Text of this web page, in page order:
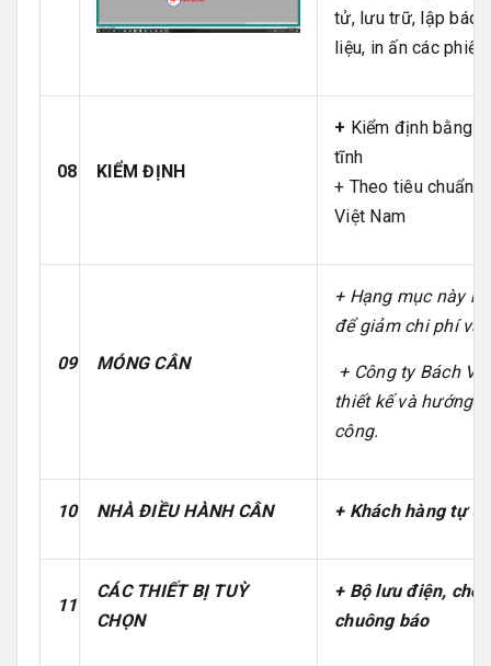
tử, lưu trữ, lập báo
liệu, in ấn các phiếu
08 KIỂM ĐỊNH
+ Kiểm định bằng
tĩnh
+ Theo tiêu chuẩn
Việt Nam
09 MÓNG CÂN
+ Hạng mục này
để giảm chi phí và
+ Công ty Bách
thiết kế và hướng
công.
10 NHÀ ĐIỀU HÀNH CÂN + Khách hàng tự
11
CÁC THIẾT BỊ TUỲ
CHỌN
+ Bộ lưu điện,
chuông báo